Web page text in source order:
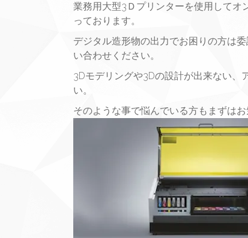
業務用大型3Ｄプリンターを使用してオ
っております。
デジタル造形物の出力でお困りの方は
い合わせください。
3Dモデリングや3Dの設計が出来ない、
い。
そのような事で悩んでいる方もまずはお